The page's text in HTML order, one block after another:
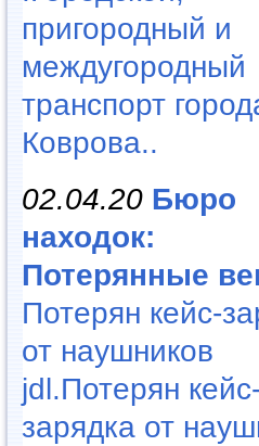
пригородный и
междугородный
транспорт
Коврова..
02.04.20 Бюро
находок:
Потерянные
Потерян кейс-
от наушников
jdl.Потерян кейс-
зарядка от